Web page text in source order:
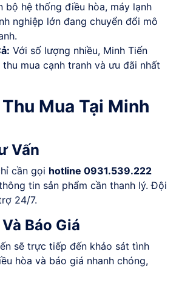
bộ hệ thống điều hòa, máy lạnh
nghiệp lớn đang chuyển đổi mô
Với số lượng nhiều, Minh Tiến
mua cạnh tranh và ưu đãi nhất
Mua Tại Minh
Vấn
cần gọi hotline 0931.539.222
tin sản phẩm cần thanh lý. Đội
24/7.
Báo Giá
sẽ trực tiếp đến khảo sát tình
hòa và báo giá nhanh chóng,